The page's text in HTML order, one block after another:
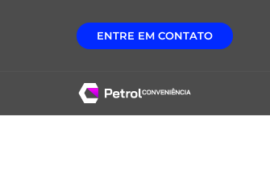
ENTRE EM CONTATO